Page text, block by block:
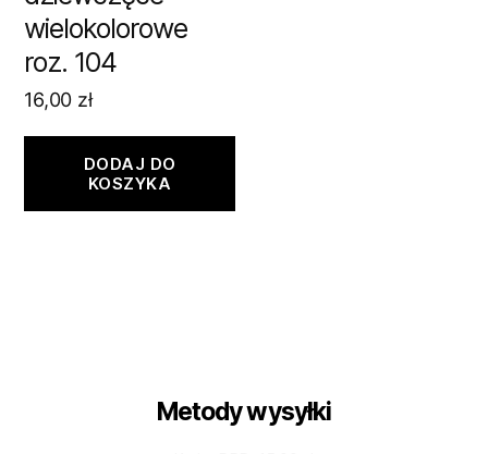
wielokolorowe
roz. 104
16,00 zł
DODAJ DO
KOSZYKA
Metody wysyłki